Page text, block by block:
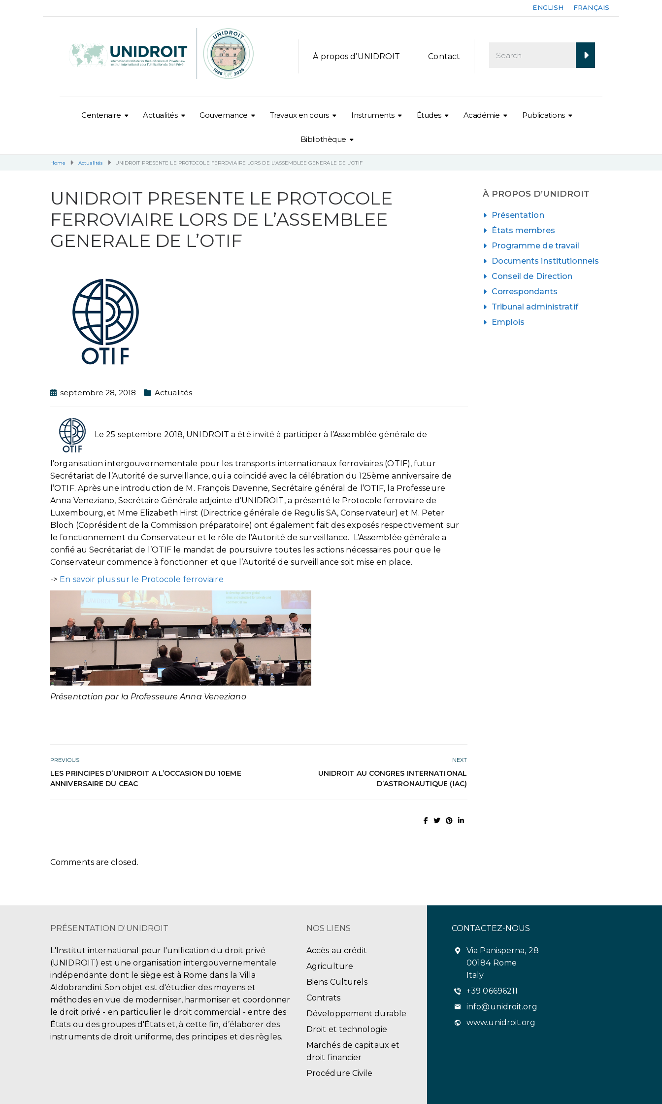
ENGLISH FRANÇAIS
À propos d’UNIDROIT Contact
Centenaire Actualités Gouvernance Travaux en cours Instruments Études Académie Publications
Bibliothèque
Home Actualités UNIDROIT PRESENTE LE PROTOCOLE FERROVIAIRE LORS DE L’ASSEMBLEE GENERALE DE L’OTIF
UNIDROIT PRESENTE LE PROTOCOLE
FERROVIAIRE LORS DE L’ASSEMBLEE
GENERALE DE L’OTIF
septembre 28, 2018 Actualités
Le 25 septembre 2018, UNIDROIT a été invité à participer à l’Assemblée générale de
l’organisation intergouvernementale pour les transports internationaux ferroviaires (OTIF), futur
Secrétariat de l’Autorité de surveillance, qui a coïncidé avec la célébration du 125ème anniversaire de
l’OTIF. Après une introduction de M. François Davenne, Secrétaire général de l’OTIF, la Professeure
Anna Veneziano, Secrétaire Générale adjointe d’UNIDROIT, a présenté le Protocole ferroviaire de
Luxembourg, et Mme Elizabeth Hirst (Directrice générale de Regulis SA, Conservateur) et M. Peter
Bloch (Coprésident de la Commission préparatoire) ont également fait des exposés respectivement sur
le fonctionnement du Conservateur et le rôle de l’Autorité de surveillance. L’Assemblée générale a
confié au Secrétariat de l’OTIF le mandat de poursuivre toutes les actions nécessaires pour que le
Conservateur commence à fonctionner et que l’Autorité de surveillance soit mise en place.
-> En savoir plus sur le Protocole ferroviaire
Présentation par la Professeure Anna Veneziano
PREVIOUS
LES PRINCIPES D’UNIDROIT A L’OCCASION DU 10EME
ANNIVERSAIRE DU CEAC
NEXT
UNIDROIT AU CONGRES INTERNATIONAL
D’ASTRONAUTIQUE (IAC)
Comments are closed.
À PROPOS D’UNIDROIT
Présentation
États membres
Programme de travail
Documents institutionnels
Conseil de Direction
Correspondants
Tribunal administratif
Emplois
PRÉSENTATION D'UNIDROIT
L'Institut international pour l'unification du droit privé
(UNIDROIT) est une organisation intergouvernementale
indépendante dont le siège est à Rome dans la Villa
Aldobrandini. Son objet est d'étudier des moyens et
méthodes en vue de moderniser, harmoniser et coordonner
le droit privé - en particulier le droit commercial - entre des
États ou des groupes d'États et, à cette fin, d’élaborer des
instruments de droit uniforme, des principes et des règles.
NOS LIENS
Accès au crédit
Agriculture
Biens Culturels
Contrats
Développement durable
Droit et technologie
Marchés de capitaux et
droit financier
Procédure Civile
CONTACTEZ-NOUS
Via Panisperna, 28
00184 Rome
Italy
+39 06696211
info@unidroit.org
www.unidroit.org